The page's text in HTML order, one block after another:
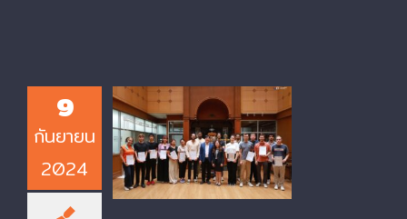
9
กันยายน
2024
KMUTNB CIT
Awards
Certificates to
Exchange
Students from